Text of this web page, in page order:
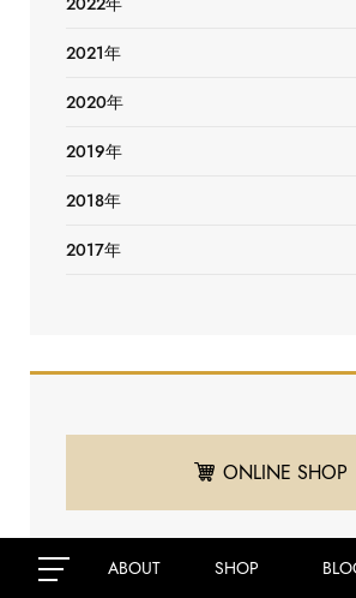
ABOUT SHOP
2021年
2020年
2019年
2018年
2017年
ONLINE SHOP